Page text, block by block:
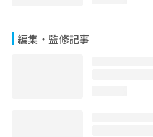
編集・監修記事